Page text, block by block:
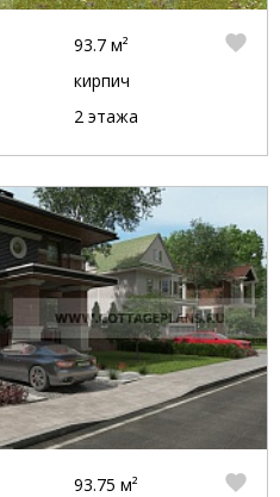
93.7 м²
кирпич
2 этажа
93.75 м²